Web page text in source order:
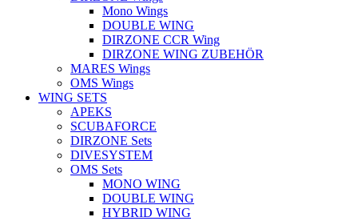
Mono Wings
DOUBLE WING
DIRZONE CCR Wing
DIRZONE WING ZUBEHÖR
MARES Wings
OMS Wings
WING SETS
APEKS
SCUBAFORCE
DIRZONE Sets
DIVESYSTEM
OMS Sets
MONO WING
DOUBLE WING
HYBRID WING